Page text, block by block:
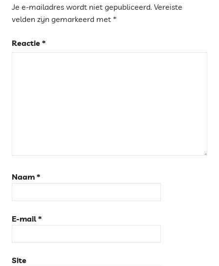
DORADA
Je e-mailadres wordt niet gepubliceerd. Vereiste
velden zijn gemarkeerd met *
Reactie *
Naam *
E-mail *
Site